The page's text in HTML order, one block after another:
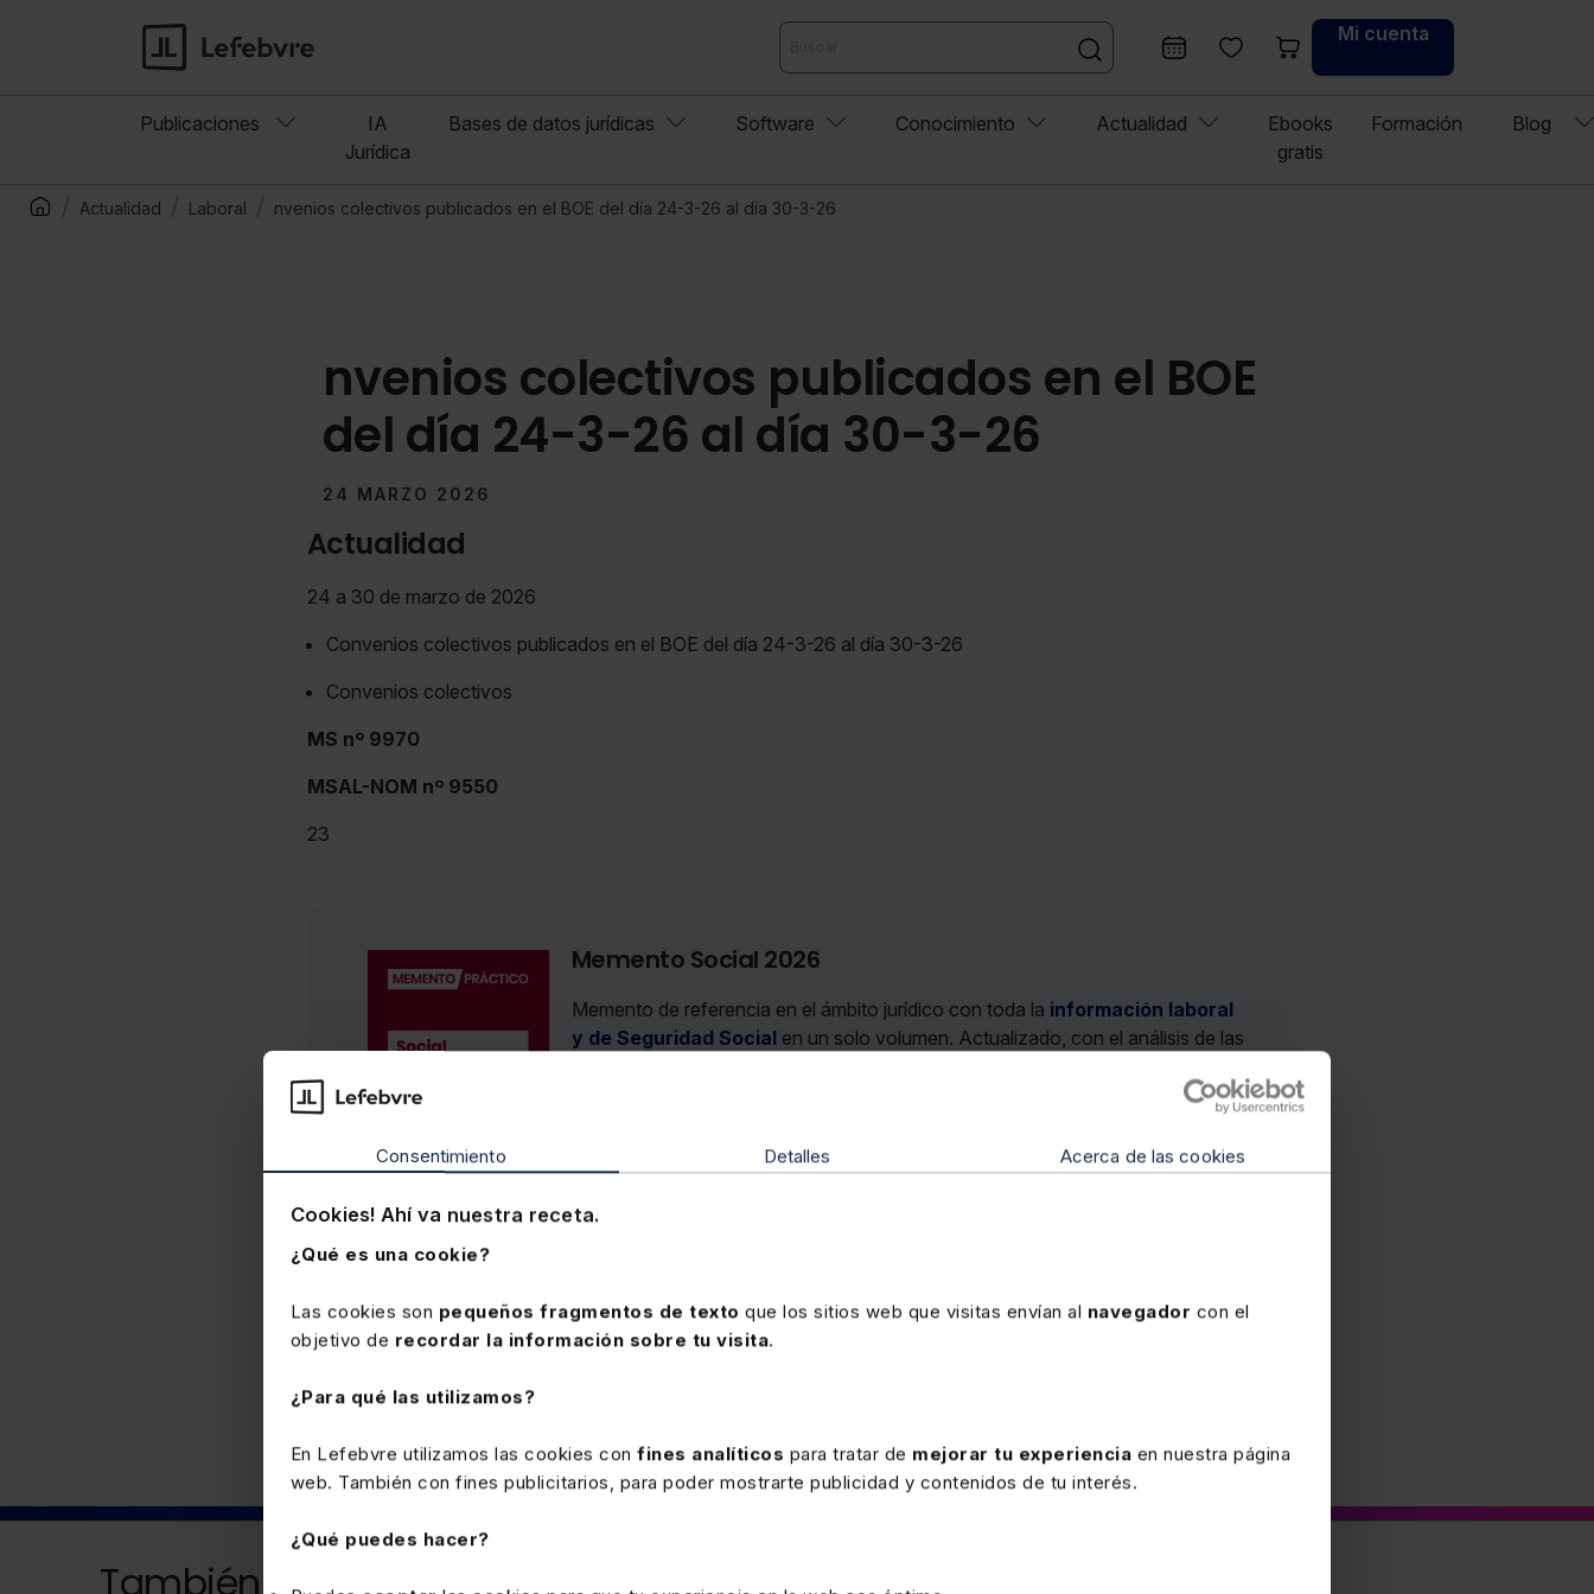
Consentimiento Detalles Acerca de las cookies
Cookies! Ahí va nuestra receta.
¿Qué es una cookie?
Las cookies son pequeños fragmentos de texto que los sitios web que visitas envían al navegador con el
objetivo de recordar la información sobre tu visita.
¿Para qué las utilizamos?
En Lefebvre utilizamos las cookies con fines analíticos para tratar de mejorar tu experiencia en nuestra página
web. También con fines publicitarios, para poder mostrarte publicidad y contenidos de tu interés.
¿Qué puedes hacer?
Mi cuenta
Publicaciones
IA
Jurídica
Bases de datos jurídicas Software Conocimiento Actualidad
Ebooks
gratis
Formación Blog
Actualidad Laboral nvenios colectivos publicados en el BOE del día 24-3-26 al día 30-3-26
nvenios colectivos publicados en el BOE
del día 24-3-26 al día 30-3-26
24 MARZO 2026
Actualidad
24 a 30 de marzo de 2026
Convenios colectivos publicados en el BOE del día 24-3-26 al día 30-3-26
Convenios colectivos
MS nº 9970
MSAL-NOM nº 9550
23
Memento Social 2026
Memento de referencia en el ámbito jurídico con toda la información laboral
y de Seguridad Social en un solo volumen. Actualizado, con el análisis de las
Mementos” y alertas semanales por e-mail para que no se te escape ninguna
Precio192 €
Ver memento
También puede interesarte